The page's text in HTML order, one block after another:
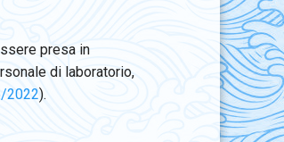
presa in
di laboratorio,
2022).